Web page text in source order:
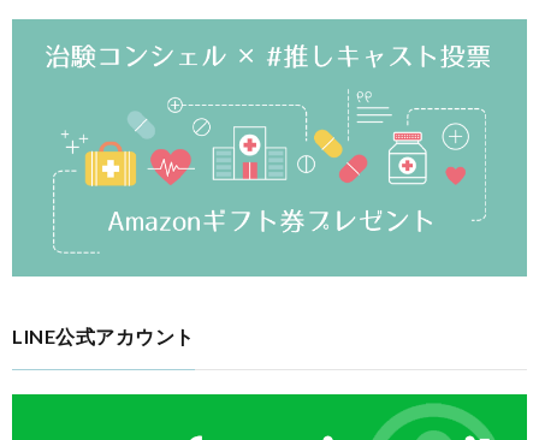
LINE公式アカウント